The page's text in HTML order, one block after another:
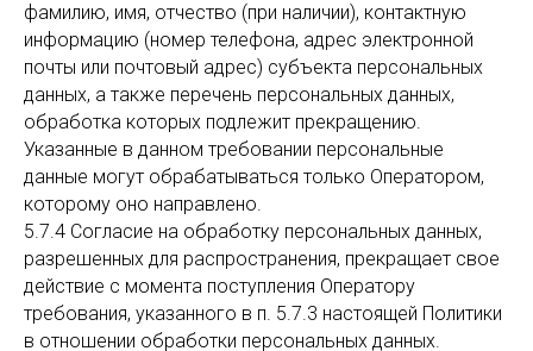
фамилию, имя, отчество (при наличии), контактную
информацию (номер телефона, адрес электронной
почты или почтовый адрес) субъекта персональных
данных, а также перечень персональных данных,
обработка которых подлежит прекращению.
Указанные в данном требовании персональные
данные могут обрабатываться только Оператором,
которому оно направлено.
5.7.4 Согласие на обработку персональных данных,
разрешенных для распространения, прекращает свое
действие с момента поступления Оператору
требования, указанного в п. 5.7.3 настоящей Политики
в отношении обработки персональных данных.